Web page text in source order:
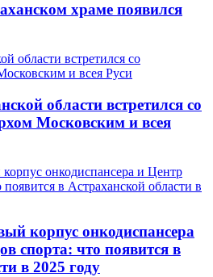
храме появился
области встретился со
Московским и всея
корпус онкодиспансера
спорта: что появится в
в 2025 году